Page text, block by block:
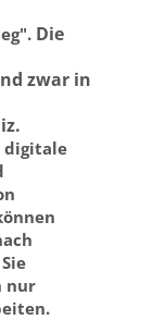
Die
zwar in
digitale
nur